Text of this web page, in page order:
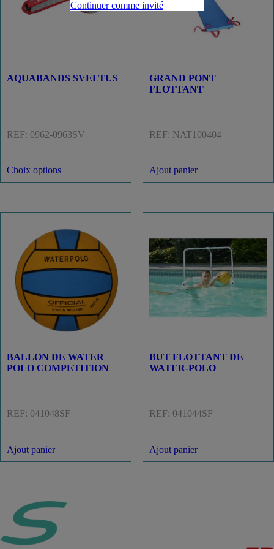
AQUABANDS SVELTUS
REF: 0962-0963SV
Choix options
GRAND PONT
FLOTTANT
REF: NAT100404
Ajout panier
BALLON DE WATER
POLO COMPETITION
REF: 041048SF
Ajout panier
BUT FLOTTANT DE
WATER-POLO
REF: 041044SF
Ajout panier
Continuer comme invité